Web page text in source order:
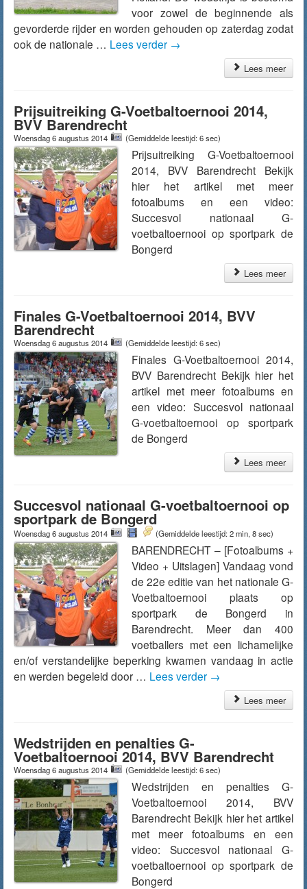
voor zowel de beginnende als
gevorderde rijder en worden gehouden op zaterdag zodat
ook de nationale … Lees verder →
Lees meer
Prijsuitreiking G-Voetbaltoernooi 2014,
BVV Barendrecht
Woensdag 6 augustus 2014 (Gemiddelde leestijd: 6 sec)
Prijsuitreiking G-Voetbaltoernooi
2014, BVV Barendrecht Bekijk
hier het artikel met meer
fotoalbums en een video:
Succesvol nationaal G-
voetbaltoernooi op sportpark de
Bongerd
Lees meer
Finales G-Voetbaltoernooi 2014, BVV
Barendrecht
Woensdag 6 augustus 2014 (Gemiddelde leestijd: 6 sec)
Finales G-Voetbaltoernooi 2014,
BVV Barendrecht Bekijk hier het
artikel met meer fotoalbums en
een video: Succesvol nationaal
G-voetbaltoernooi op sportpark
de Bongerd
Lees meer
Succesvol nationaal G-voetbaltoernooi op
sportpark de Bongerd
Woensdag 6 augustus 2014 (Gemiddelde leestijd: 2 min, 8 sec)
BARENDRECHT – [Fotoalbums +
Video + Uitslagen] Vandaag vond
de 22e editie van het nationale G-
Voetbaltoernooi plaats op
sportpark de Bongerd in
Barendrecht. Meer dan 400
voetballers met een lichamelijke
en/of verstandelijke beperking kwamen vandaag in actie
en werden begeleid door … Lees verder →
Lees meer
Wedstrijden en penalties G-
Voetbaltoernooi 2014, BVV Barendrecht
Woensdag 6 augustus 2014 (Gemiddelde leestijd: 6 sec)
Wedstrijden en penalties G-
Voetbaltoernooi 2014, BVV
Barendrecht Bekijk hier het artikel
met meer fotoalbums en een
video: Succesvol nationaal G-
voetbaltoernooi op sportpark de
Bongerd